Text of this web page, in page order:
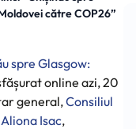
către COP26”
spre Glasgow:
online azi, 20
general,Consiliul
Aliona Isac,